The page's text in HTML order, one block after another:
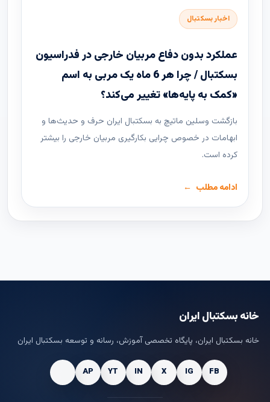
اخبار بسکتبال
عملکرد بدون دفاع مربیان خارجی در فدراسیون
بسکتبال / چرا هر 6 ماه یک مربی به اسم
«کمک به پایه‌ها» تغییر می‌کند؟
بازگشت وسلین ماتیچ به بسکتبال ایران حرف و حدیث‌ها و
ابهامات در خصوص چرایی بکارگیری مربیان خارجی را بیشتر
کرده است.
ادامه مطلب
خانه بسکتبال ایران
خانه بسکتبال ایران، پایگاه تخصصی آموزش، رسانه و توسعه بسکتبال ایران